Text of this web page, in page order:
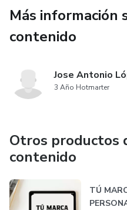
Más información
contenido
Jose Antonio
3 Año Hotmarter
Otros productos
contenido
TÚ